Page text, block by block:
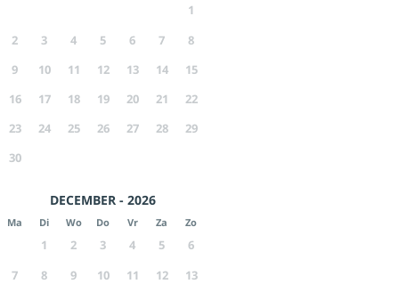
1
2
3 4 5 6 7
8
9
10 11 12 13 14
15
16
17 18 19 20 21
22
23
24 25 26 27 28
29
30
DECEMBER - 2026
Ma Di Wo Do Vr Za Zo
1 2 3 4 5
6
7
8 9 10 11 12
13